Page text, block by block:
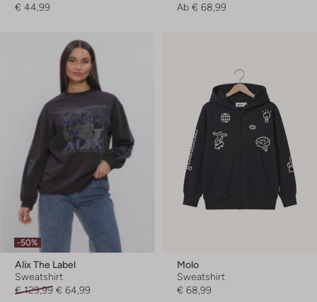
€ 44,99
Ab € 68,99
-50%
Alix The Label
Sweatshirt
€ 129,99 € 64,99
Molo
Sweatshirt
€ 68,99